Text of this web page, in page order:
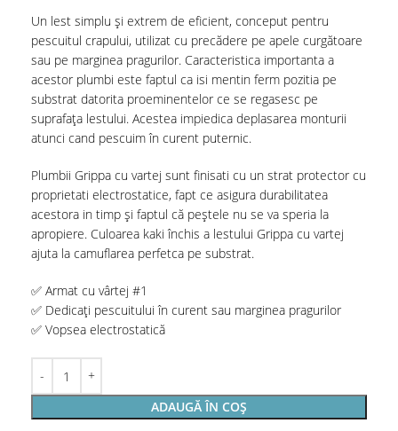
Un lest simplu și extrem de eficient, conceput pentru
pescuitul crapului, utilizat cu precădere pe apele curgătoare
sau pe marginea pragurilor. Caracteristica importanta a
acestor plumbi este faptul ca isi mentin ferm pozitia pe
substrat datorita proeminentelor ce se regasesc pe
suprafața lestului. Acestea impiedica deplasarea monturii
atunci cand pescuim în curent puternic.
Plumbii Grippa cu vartej sunt finisati cu un strat protector cu
proprietati electrostatice, fapt ce asigura durabilitatea
acestora in timp și faptul că peștele nu se va speria la
apropiere. Culoarea kaki închis a lestului Grippa cu vartej
ajuta la camuflarea perfetca pe substrat.
✅ Armat cu vârtej #1
✅ Dedicați pescuitului în curent sau marginea pragurilor
✅ Vopsea electrostatică
ADAUGĂ ÎN COȘ